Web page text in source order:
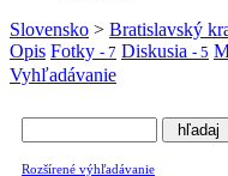
Slovensko > Bratislavský
Opis Fotky - 7 Diskusia - 5
Vyhľadávanie
Rozšírené výhľadávanie